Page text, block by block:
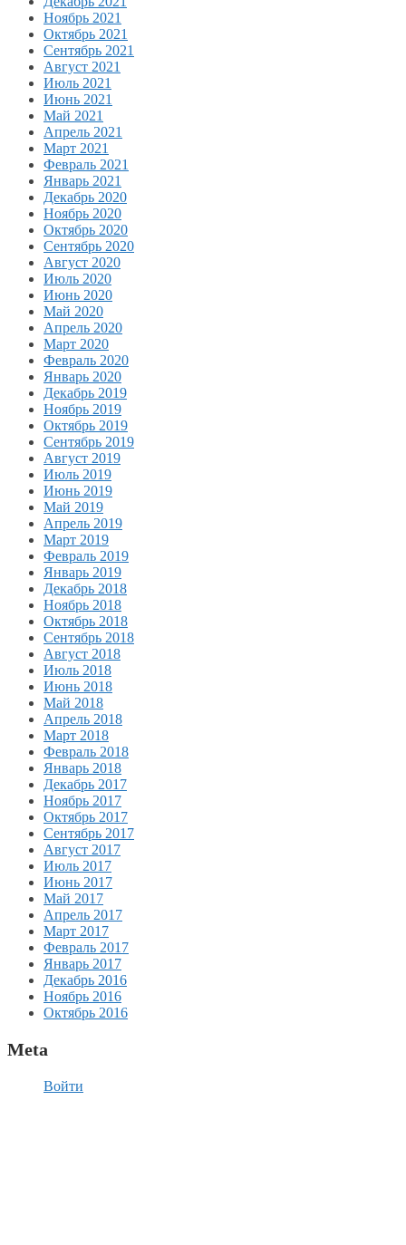
Ноябрь 2021
Октябрь 2021
Сентябрь 2021
Август 2021
Июль 2021
Июнь 2021
Май 2021
Апрель 2021
Март 2021
Февраль 2021
Январь 2021
Декабрь 2020
Ноябрь 2020
Октябрь 2020
Сентябрь 2020
Август 2020
Июль 2020
Июнь 2020
Май 2020
Апрель 2020
Март 2020
Февраль 2020
Январь 2020
Декабрь 2019
Ноябрь 2019
Октябрь 2019
Сентябрь 2019
Август 2019
Июль 2019
Июнь 2019
Май 2019
Апрель 2019
Март 2019
Февраль 2019
Январь 2019
Декабрь 2018
Ноябрь 2018
Октябрь 2018
Сентябрь 2018
Август 2018
Июль 2018
Июнь 2018
Май 2018
Апрель 2018
Март 2018
Февраль 2018
Январь 2018
Декабрь 2017
Ноябрь 2017
Октябрь 2017
Сентябрь 2017
Август 2017
Июль 2017
Июнь 2017
Май 2017
Апрель 2017
Март 2017
Февраль 2017
Январь 2017
Декабрь 2016
Ноябрь 2016
Октябрь 2016
Meta
Войти